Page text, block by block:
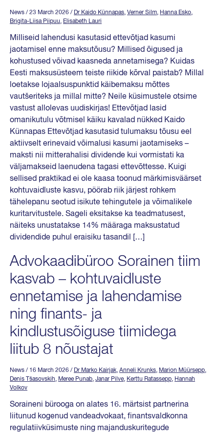
News / 23 March 2026 / Dr Kaido Künnapas, Verner Silm, Hanna Esko,
Brigita-Liisa Piipuu, Elisabeth Lauri
Milliseid lahendusi kasutasid ettevõtjad kasumi
jaotamisel enne maksutõusu? Millised õigused ja
kohustused võivad kaasneda annetamisega? Kuidas
Eesti maksusüsteem teiste riikide kõrval paistab? Millal
loetakse lojaalsuspunktid käibemaksu mõttes
vautšeriteks ja millal mitte? Neile küsimustele otsime
vastust allolevas uudiskirjas! Ettevõtjad lasid
omanikutulu võtmisel käiku kavalad nükked Kaido
Künnapas Ettevõtjad kasutasid tulumaksu tõusu eel
aktiivselt erinevaid võimalusi kasumi jaotamiseks –
maksti nii mitterahalisi dividende kui vormistati ka
väljamakseid laenudena tagasi ettevõttesse. Kuigi
sellised praktikad ei ole kaasa toonud märkimisväärset
kohtuvaidluste kasvu, pöörab riik järjest rohkem
tähelepanu seotud isikute tehingutele ja võimalikele
kuritarvitustele. Sageli eksitakse ka teadmatusest,
näiteks unustatakse 14% määraga maksustatud
dividendide puhul eraisiku tasandil […]
Advokaadibüroo Sorainen tiim
kasvab – kohtuvaidluste
ennetamise ja lahendamise
ning finants- ja
kindlustusõiguse tiimidega
liitub 8 nõustajat
News / 16 March 2026 / Dr Marko Kairjak, Anneli Krunks, Marion Müürsepp,
Denis Tšasovskih, Meree Punab, Janar Pilve, Kerttu Ratassepp, Hannah
Volkov
Soraineni bürooga on alates 16. märtsist partnerina
liitunud kogenud vandeadvokaat, finantsvaldkonna
regulatiivküsimuste ning majanduskuritegude